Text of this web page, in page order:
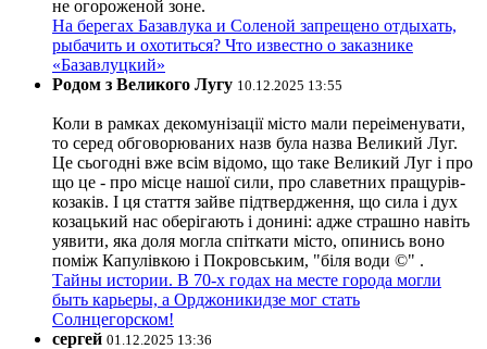
не огороженой зоне.
На берегах Базавлука и Соленой запрещено отдыхать,
рыбачить и охотиться? Что известно о заказнике
«Базавлуцкий»
Родом з Великого Лугу 10.12.2025 13:55
Коли в рамках декомунізації місто мали переіменувати,
то серед обговорюваних назв була назва Великий Луг.
Це сьогодні вже всім відомо, що таке Великий Луг і про
що це - про місце нашої сили, про славетних пращурів-
козаків. І ця стаття зайве підтвердження, що сила і дух
козацький нас оберігають і донині: адже страшно навіть
уявити, яка доля могла спіткати місто, опинись воно
поміж Капулівкою і Покровським, "біля води ©" .
Тайны истории. В 70-х годах на месте города могли
быть карьеры, а Орджоникидзе мог стать
Солнцегорском!
сергей 01.12.2025 13:36